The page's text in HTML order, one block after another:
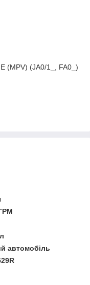
(MPV) (JA0/1_, FA0_)
автомобіль